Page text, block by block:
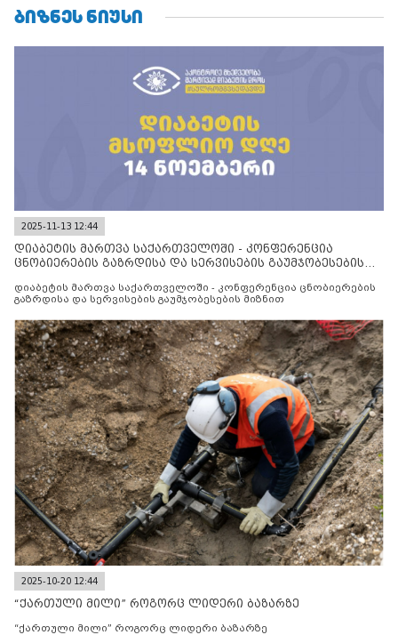
ᲑᲘᲖᲜᲔᲡ ᲜᲘᲣᲡᲘ
2025-11-13 12:44
დიაბეტის მართვა საქართველოში - კონფერენცია
ცნობიერების გაზრდისა და სერვისების გაუმჯობესების
დიაბეტის მართვა საქართველოში - კონფერენცია ცნობიერების
გაზრდისა და სერვისების გაუმჯობესების მიზნით
2025-10-20 12:44
“ქართული მილი” როგორც ლიდერი ბაზარზე
“ქართული მილი” როგორც ლიდერი ბაზარზე